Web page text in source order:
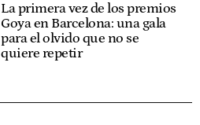
La primera vez de los premios
Goya en Barcelona: una gala
para el olvido que no se
quiere repetir